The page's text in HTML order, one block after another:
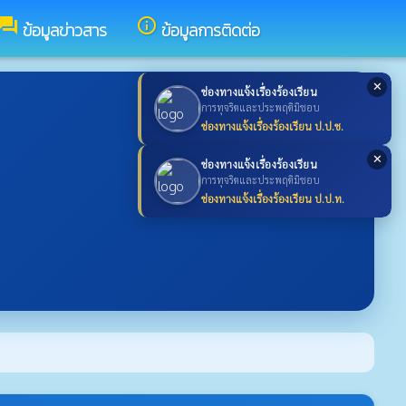
✕
ช่องทางแจ้งเรื่องร้องเรียน
การทุจริตและประพฤติมิชอบ
ช่องทางแจ้งเรื่องร้องเรียน ป.ป.ช.
✕
ช่องทางแจ้งเรื่องร้องเรียน
การทุจริตและประพฤติมิชอบ
ช่องทางแจ้งเรื่องร้องเรียน ป.ป.ท.
ข้อมูลข่าวสาร info_outline ข้อมูลการติดต่อ